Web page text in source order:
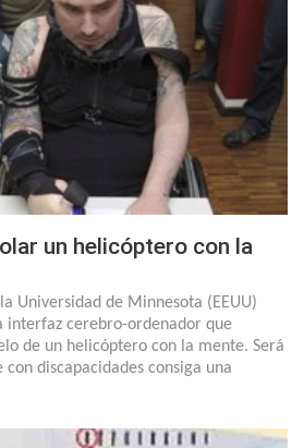
un helicóptero con la
Universidad de Minnesota (EEUU)
interfaz cerebro-ordenador que
de un helicóptero con la mente. Será
discapacidades consiga una